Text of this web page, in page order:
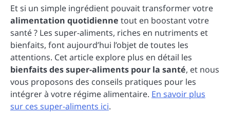
Et si un simple ingrédient pouvait transformer votre
alimentation quotidienne tout en boostant votre
santé ? Les super-aliments, riches en nutriments et
bienfaits, font aujourd’hui l’objet de toutes les
attentions. Cet article explore plus en détail les
bienfaits des super-aliments pour la santé, et nous
vous proposons des conseils pratiques pour les
intégrer à votre régime alimentaire. En savoir plus
sur ces super-aliments ici.